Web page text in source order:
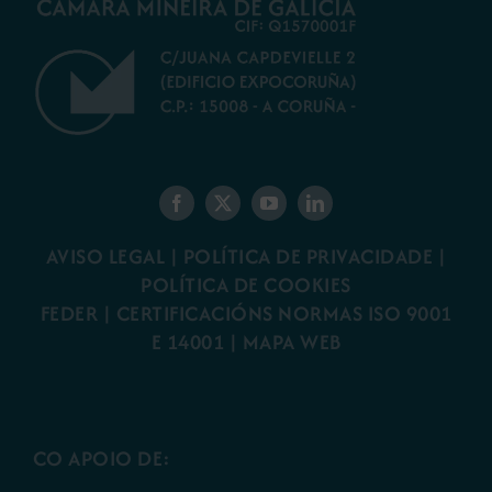
AVISO LEGAL | POLÍTICA DE PRIVACIDADE |
POLÍTICA DE COOKIES
FEDER | CERTIFICACIÓNS NORMAS ISO 9001
E 14001 | MAPA WEB
CO APOIO DE: